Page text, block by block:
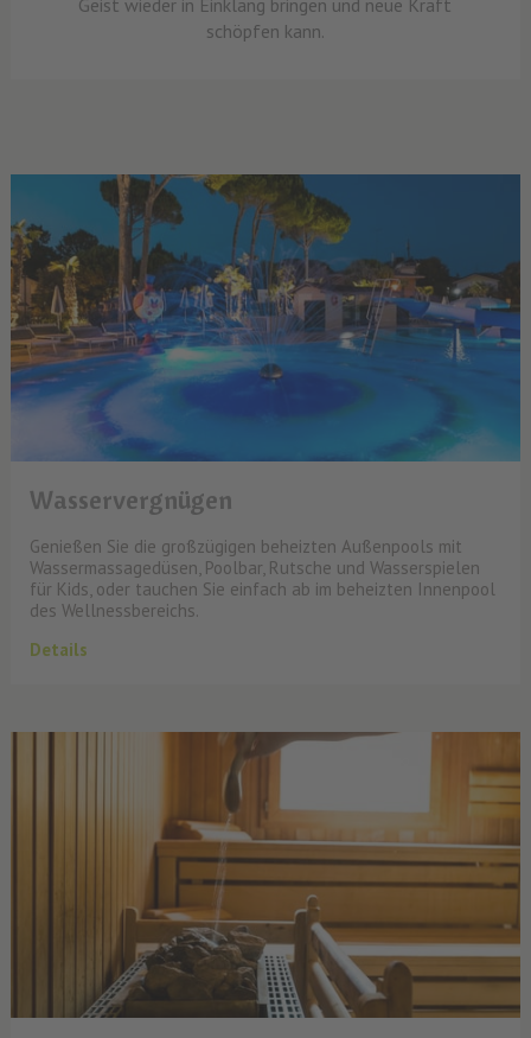
Geist wieder in Einklang bringen und neue Kraft
schöpfen kann.
Wasservergnügen
Genießen Sie die großzügigen beheizten Außenpools mit
Wassermassagedüsen, Poolbar, Rutsche und Wasserspielen
für Kids, oder tauchen Sie einfach ab im beheizten Innenpool
des Wellnessbereichs.
Details